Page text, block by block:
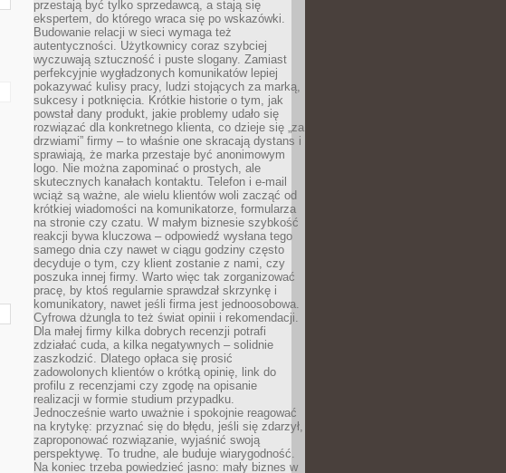
przestają być tylko sprzedawcą, a stają się
ekspertem, do którego wraca się po wskazówki.
Budowanie relacji w sieci wymaga też
autentyczności. Użytkownicy coraz szybciej
wyczuwają sztuczność i puste slogany. Zamiast
perfekcyjnie wygładzonych komunikatów lepiej
pokazywać kulisy pracy, ludzi stojących za marką,
sukcesy i potknięcia. Krótkie historie o tym, jak
powstał dany produkt, jakie problemy udało się
rozwiązać dla konkretnego klienta, co dzieje się „za
drzwiami” firmy – to właśnie one skracają dystans i
sprawiają, że marka przestaje być anonimowym
logo. Nie można zapominać o prostych, ale
skutecznych kanałach kontaktu. Telefon i e-mail
wciąż są ważne, ale wielu klientów woli zacząć od
krótkiej wiadomości na komunikatorze, formularza
na stronie czy czatu. W małym biznesie szybkość
reakcji bywa kluczowa – odpowiedź wysłana tego
samego dnia czy nawet w ciągu godziny często
decyduje o tym, czy klient zostanie z nami, czy
poszuka innej firmy. Warto więc tak zorganizować
pracę, by ktoś regularnie sprawdzał skrzynkę i
komunikatory, nawet jeśli firma jest jednoosobowa.
Cyfrowa dżungla to też świat opinii i rekomendacji.
Dla małej firmy kilka dobrych recenzji potrafi
zdziałać cuda, a kilka negatywnych – solidnie
zaszkodzić. Dlatego opłaca się prosić
zadowolonych klientów o krótką opinię, link do
profilu z recenzjami czy zgodę na opisanie
realizacji w formie studium przypadku.
Jednocześnie warto uważnie i spokojnie reagować
na krytykę: przyznać się do błędu, jeśli się zdarzył,
zaproponować rozwiązanie, wyjaśnić swoją
perspektywę. To trudne, ale buduje wiarygodność.
Na koniec trzeba powiedzieć jasno: mały biznes w